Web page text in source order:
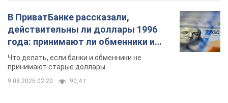
В ПриватБанке рассказали,
действительны ли доллары 1996
года: принимают ли обменники и
банки такие купюры
Что делать, если банки и обменники не
принимают старые доллары
9.08.2026 02:20 90,4 т.